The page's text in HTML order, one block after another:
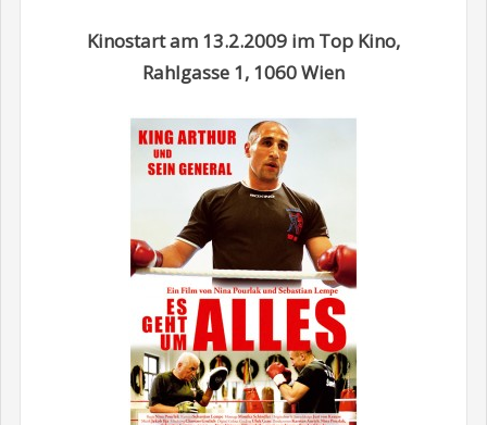
Kinostart am 13.2.2009 im Top Kino,
Rahlgasse 1, 1060 Wien